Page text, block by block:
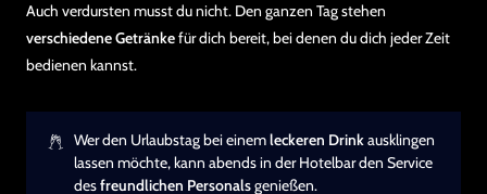
Auch verdursten musst du nicht. Den ganzen Tag stehen
verschiedene Getränkefür dich bereit, bei denen du dich jeder Zeit
bedienen kannst.
Wer den Urlaubstag bei einemleckeren Drinkausklingen
lassen möchte, kann abends in der Hotelbar den Service
desfreundlichen Personalsgenießen.